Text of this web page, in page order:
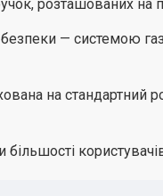
розташованих на
— системою
на стандартний